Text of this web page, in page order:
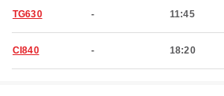
TG630 - 11:45
CI840 - 18:20